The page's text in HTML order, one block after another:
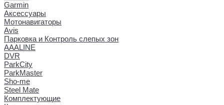
Garmin
Аксессуары
Мотонавигаторы
Avis
Парковка и Контроль слепых зон
AAALINE
DVR
ParkCity
ParkMaster
Sho-me
Steel Mate
Комплектующие